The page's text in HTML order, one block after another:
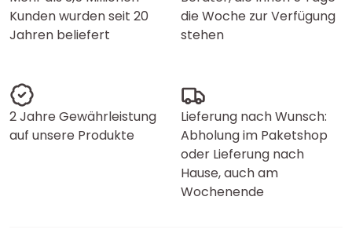
Kunden wurden seit 20
Jahren beliefert
die Woche zur Verfügung
stehen
2 Jahre Gewährleistung
auf unsere Produkte
Lieferung nach Wunsch:
Abholung im Paketshop
oder Lieferung nach
Hause, auch am
Wochenende